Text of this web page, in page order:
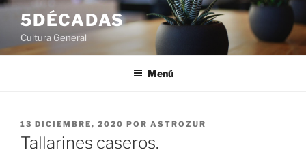
Saltar
contenido
5DÉCADAS
Cultura General
Menú
PUBLICADO
EL
13 DICIEMBRE, 2020 POR ASTROZUR
Tallarines caseros.